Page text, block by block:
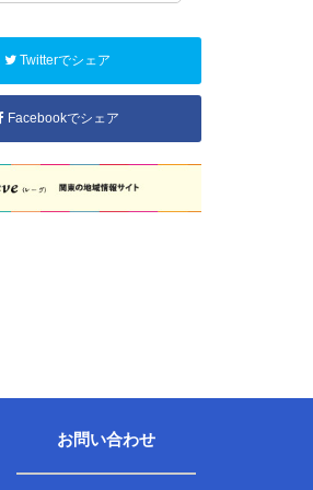
Twitterでシェア
Facebookでシェア
お問い合わせ